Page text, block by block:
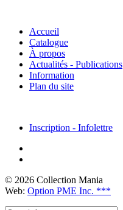
Accueil
Catalogue
À propos
Actualités - Publications
Information
Plan du site
Inscription - Infolettre
© 2026 Collection Mania
Web: Option PME Inc. ***